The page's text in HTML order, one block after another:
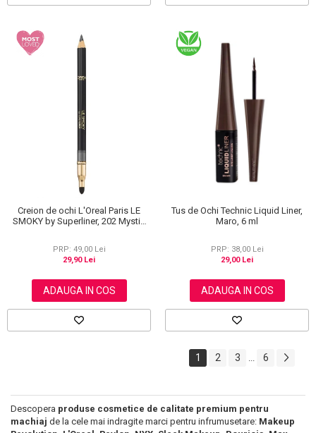
Creion de ochi L'Oreal Paris LE
SMOKY by Superliner, 202 Mystic
PRP: 49,00 Lei
29,90 Lei
ADAUGA IN COS
Tus de Ochi Technic Liquid Liner,
Maro, 6 ml
PRP: 38,00 Lei
29,00 Lei
ADAUGA IN COS
1 2 3 ... 6
Descopera produse cosmetice de calitate premium pentru
machiaj de la cele mai indragite marci pentru infrumusetare: Makeup